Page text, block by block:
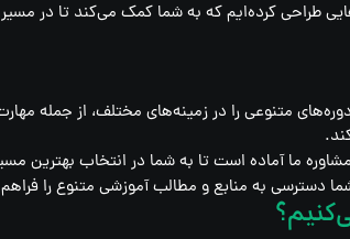
طراحی کرده‌ایم که به شما کمک می‌کند تا در
متنوعی را در زمینه‌های مختلف، از جمله
ما آماده است تا به شما در انتخاب بهترین
دسترسی به منابع و مطالب آموزشی متنوع را